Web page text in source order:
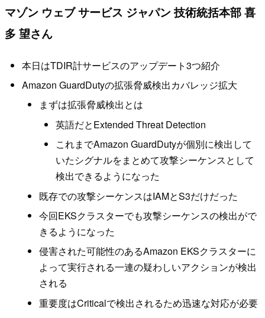
マゾン ウェブ サービス ジャパン 技術統括本部 喜
多 望さん
本日はTDIR計サービスのアップデート3つ紹介
Amazon GuardDutyの拡張脅威検出カバレッジ拡大
まずは拡張脅威検出とは
英語だとExtended Threat Detection
これまでAmazon GuardDutyが個別に検出して
いたシグナルをまとめて攻撃シーケンスとして
検出できるようになった
既存での攻撃シーケンスはIAMとS3だけだった
今回EKSクラスターでも攻撃シーケンスの検出がで
きるようになった
侵害された可能性のあるAmazon EKSクラスターに
よって実行される一連の疑わしいアクションが検出
される
重要度はCriticalで検出されるため迅速な対応が必要